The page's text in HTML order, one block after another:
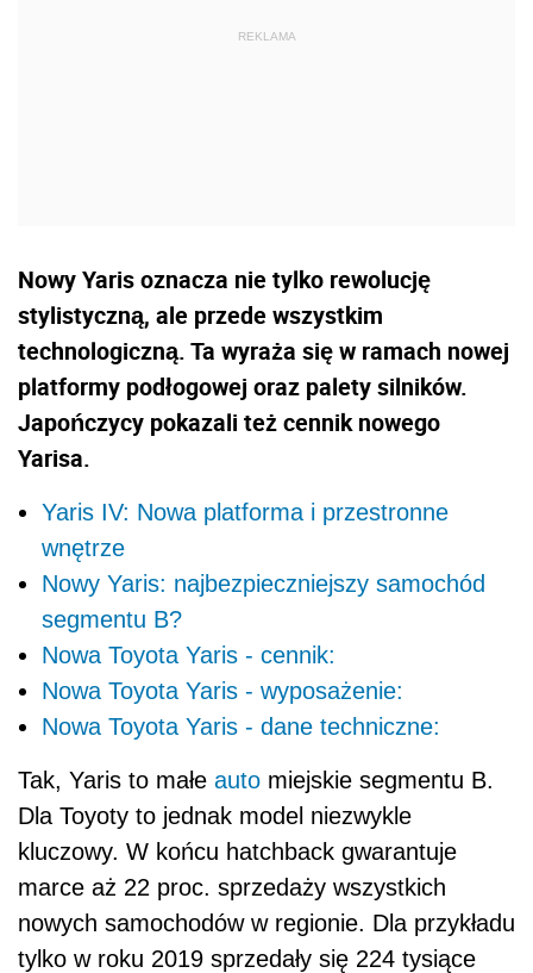
Nowy Yaris oznacza nie tylko rewolucję
stylistyczną, ale przede wszystkim
technologiczną. Ta wyraża się w ramach nowej
platformy podłogowej oraz palety silników.
Japończycy pokazali też cennik nowego
Yarisa.
Yaris IV: Nowa platforma i przestronne
wnętrze
Nowy Yaris: najbezpieczniejszy samochód
segmentu B?
Nowa Toyota Yaris - cennik:
Nowa Toyota Yaris - wyposażenie:
Nowa Toyota Yaris - dane techniczne:
Tak, Yaris to małe auto miejskie segmentu B.
Dla Toyoty to jednak model niezwykle
kluczowy. W końcu hatchback gwarantuje
marce aż 22 proc. sprzedaży wszystkich
nowych samochodów w regionie. Dla przykładu
tylko w roku 2019 sprzedały się 224 tysiące